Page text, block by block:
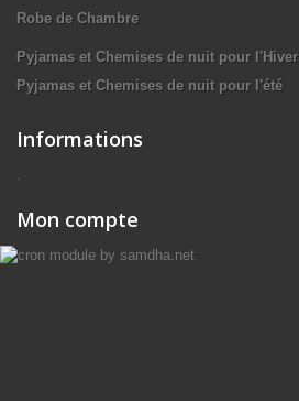
Robe de Chambre
Pyjamas et Chemises de nuit pour l'Hiver
Pyjamas et Chemises de nuit pour l'été
Informations
Mon compte